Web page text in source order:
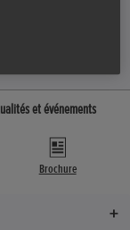
et événements
Brochure